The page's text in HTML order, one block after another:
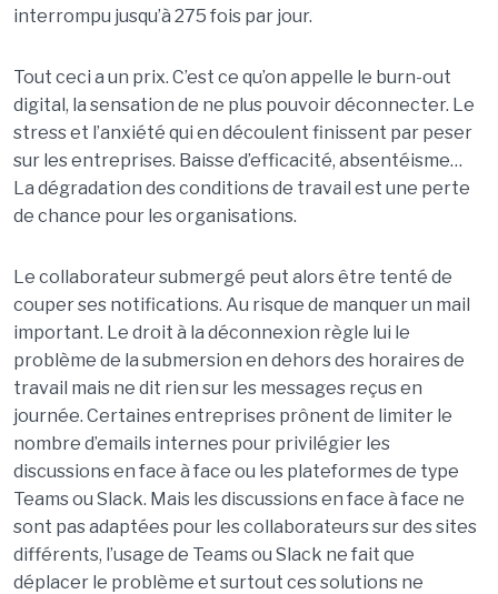
interrompu jusqu’à 275 fois par jour.
Tout ceci a un prix. C’est ce qu’on appelle le burn-out
digital, la sensation de ne plus pouvoir déconnecter. Le
stress et l’anxiété qui en découlent finissent par peser
sur les entreprises. Baisse d’efficacité, absentéisme…
La dégradation des conditions de travail est une perte
de chance pour les organisations.
Le collaborateur submergé peut alors être tenté de
couper ses notifications. Au risque de manquer un mail
important. Le droit à la déconnexion règle lui le
problème de la submersion en dehors des horaires de
travail mais ne dit rien sur les messages reçus en
journée. Certaines entreprises prônent de limiter le
nombre d’emails internes pour privilégier les
discussions en face à face ou les plateformes de type
Teams ou Slack. Mais les discussions en face à face ne
sont pas adaptées pour les collaborateurs sur des sites
différents, l’usage de Teams ou Slack ne fait que
déplacer le problème et surtout ces solutions ne